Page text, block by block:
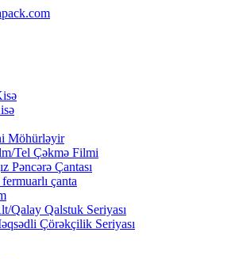
Möhürləyir
Tel Çəkmə Filmi
Pəncərə Çantası
çanta
Qalay Qalstuk Seriyası
Çörəkçilik Seriyası